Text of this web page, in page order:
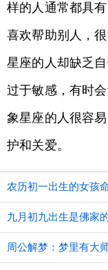
样的人通常都具
喜欢帮助别人，
星座的人却缺乏
过于敏感，有时
象星座的人很容
护和关爱。
农历初一出生的女孩
九月初九出生是佛家
周公解梦：梦里有大